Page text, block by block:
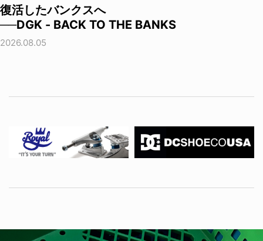
復活したバンクスへ
──DGK - BACK TO THE BANKS
2026.08.05